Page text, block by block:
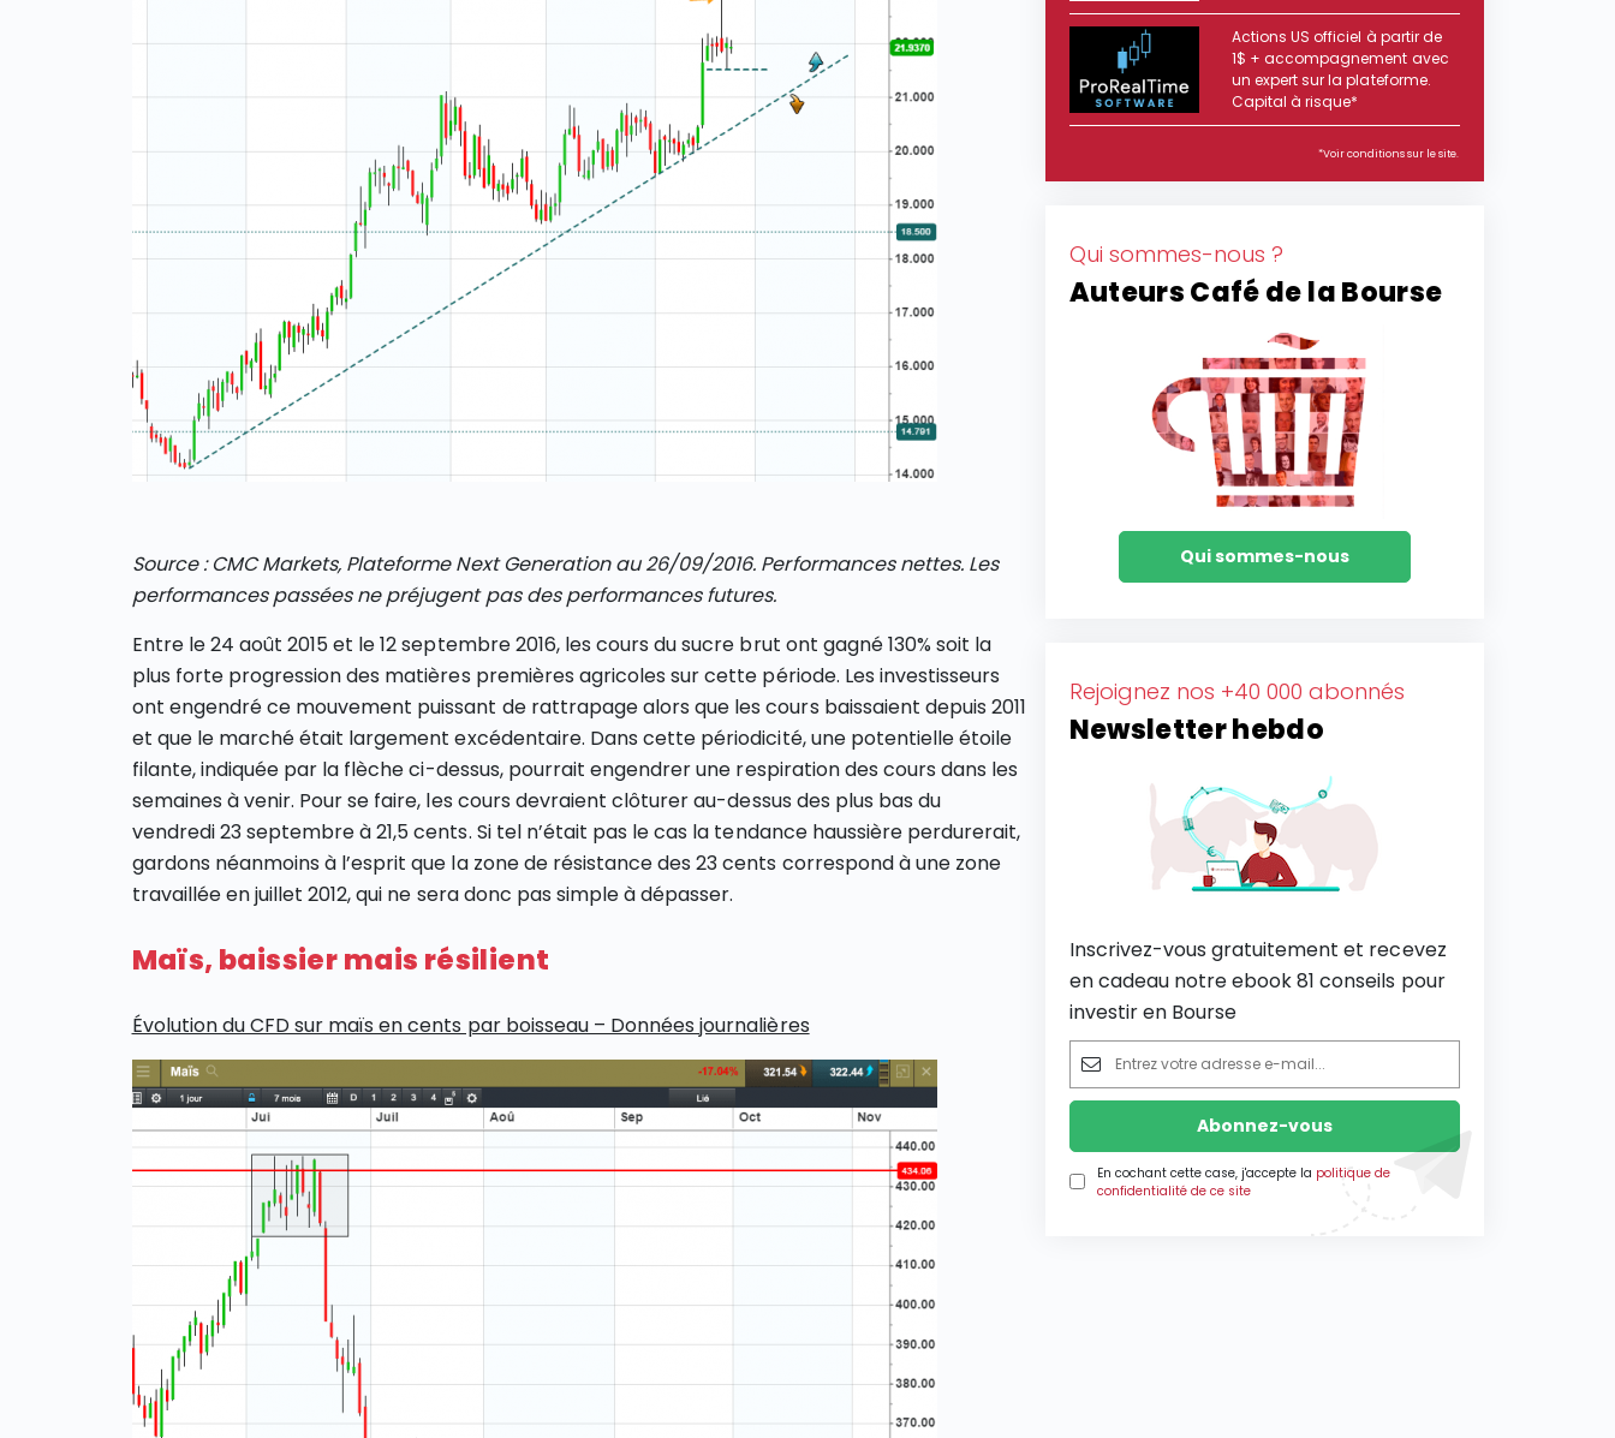
Source : CMC Markets, Plateforme Next Generation au 26/09/2016. Performances nettes. Les
performances passées ne préjugent pas des performances futures.
Entre le 24 août 2015 et le 12 septembre 2016, les cours du sucre brut ont gagné 130% soit la
plus forte progression des matières premières agricoles sur cette période. Les investisseurs
ont engendré ce mouvement puissant de rattrapage alors que les cours baissaient depuis 2011
et que le marché était largement excédentaire. Dans cette périodicité, une potentielle étoile
filante, indiquée par la flèche ci-dessus, pourrait engendrer une respiration des cours dans les
semaines à venir. Pour se faire, les cours devraient clôturer au-dessus des plus bas du
vendredi 23 septembre à 21,5 cents. Si tel n’était pas le cas la tendance haussière perdurerait,
gardons néanmoins à l’esprit que la zone de résistance des 23 cents correspond à une zone
travaillée en juillet 2012, qui ne sera donc pas simple à dépasser.
Maïs, baissier mais résilient
Évolution du CFD sur maïs en cents par boisseau – Données journalières
Actions US officiel à partir de
1$ + accompagnement avec
un expert sur la plateforme.
Capital à risque*
*Voir conditions sur le site.
Qui sommes-nous ?
Auteurs Café de la Bourse
Qui sommes-nous
Rejoignez nos +40 000 abonnés
Newsletter hebdo
Inscrivez-vous gratuitement et recevez
en cadeau notre ebook 81 conseils pour
investir en Bourse
En cochant cette case, j'accepte la politique de
confidentialité de ce site